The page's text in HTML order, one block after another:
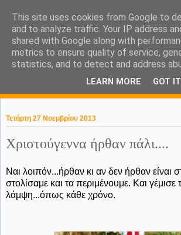
KaPa. Me without
without a biscuit!
Τετάρτη 27 Νοεμβρίου 2013
Χριστούγεννα ήρθαν πάλι....
Ναι λοιπόν...ήρθαν κι αν δεν ήρθαν είναι
στολίσαμε και τα περιμένουμε. Και γέμισε
λάμψη...όπως κάθε χρόνο.
This site uses cookies from Google to
and to analyze traffic. Your IP address
shared with Google along with
metrics to ensure quality of service,
statistics, and to detect and address
LEARN MORE GOT IT